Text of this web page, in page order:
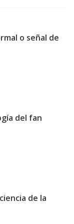
o señal de
del fan
de la